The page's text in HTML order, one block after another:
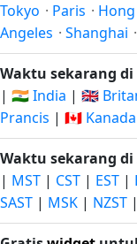
Tokyo · Paris ·
Angeles · Shanghai ·
Waktu sekarang
| 🇮🇳 India | 🇬🇧
Prancis | 🇨🇦 Kanada
Waktu sekarang di
| MST | CST | EST |
SAST | MSK | NZST |